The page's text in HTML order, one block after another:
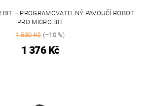
– PROGRAMOVATELNÝ PAVOUČÍ ROBOT
PRO MICRO:BIT
1 530 Kč(–10 %)
1 376 Kč